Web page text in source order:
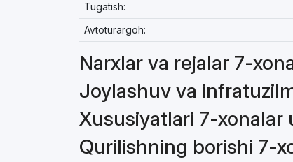
Tugatish:
Avtoturargoh:
Narxlar va rejalar 7-
Joylashuv va
Xususiyatlari 7-xonalar
Qurilishning borishi 7-